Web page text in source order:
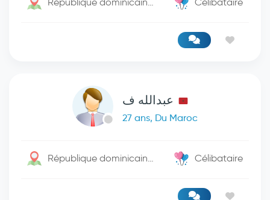
عبدالله ف
27 ans, Du Maroc
République dominicaine / 2083 Célibataire